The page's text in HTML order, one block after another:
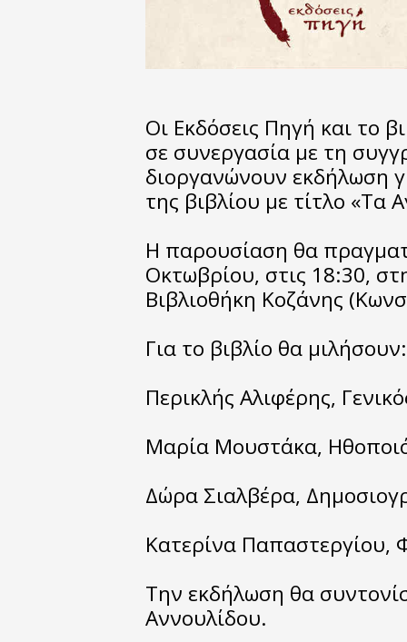
Οι Εκδόσεις Πηγή και το
σε συνεργασία με τη
διοργανώνουν εκδήλωση
της βιβλίου με τίτλο «Τα
Η παρουσίαση θα
Οκτωβρίου, στις 18:30,
Βιβλιοθήκη Κοζάνης
Για το βιβλίο θα μιλήσουν:
Περικλής Αλιφέρης,
Μαρία Μουστάκα,
Δώρα Σιαλβέρα,
Κατερίνα Παπαστεργίου,
Την εκδήλωση θα
Αννουλίδου.